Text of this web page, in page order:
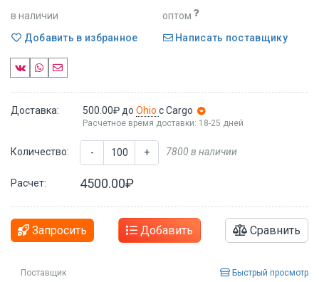
в наличии
оптом
Добавить в избранное
Написать поставщику
Доставка: 500.00₽ до Ohio с Cargo
Расчетное время доставки: 18-25 дней
Количество: - + 7800 в наличии
Расчет: 4500.00₽
Запросить Добавить Сравнить
Поставщик Быстрый просмотр